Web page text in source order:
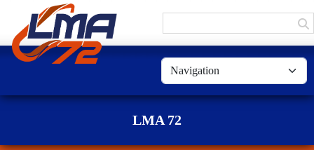
LMA 72
Panneau de gestion des cookies